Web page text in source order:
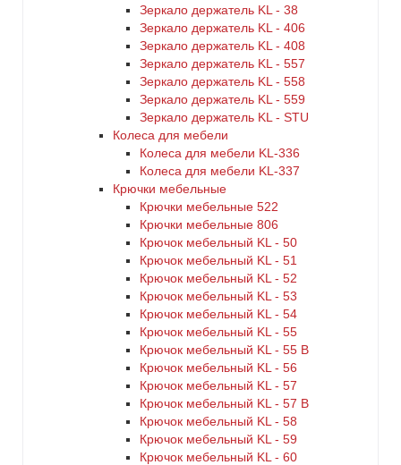
Зеркало держатель KL - 38
Зеркало держатель KL - 406
Зеркало держатель KL - 408
Зеркало держатель KL - 557
Зеркало держатель KL - 558
Зеркало держатель KL - 559
Зеркало держатель KL - STU
Колеса для мебели
Колеса для мебели KL-336
Колеса для мебели KL-337
Крючки мебельные
Крючки мебельные 522
Крючки мебельные 806
Крючок мебельный KL - 50
Крючок мебельный KL - 51
Крючок мебельный KL - 52
Крючок мебельный KL - 53
Крючок мебельный KL - 54
Крючок мебельный KL - 55
Крючок мебельный KL - 55 B
Крючок мебельный KL - 56
Крючок мебельный KL - 57
Крючок мебельный KL - 57 B
Крючок мебельный KL - 58
Крючок мебельный KL - 59
Крючок мебельный KL - 60